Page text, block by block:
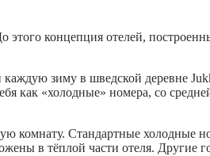
концепция отелей,
зиму в шведской деревне
как «холодные» номера, со
комнату. Стандартные холодные
в тёплой части отеля. Другие